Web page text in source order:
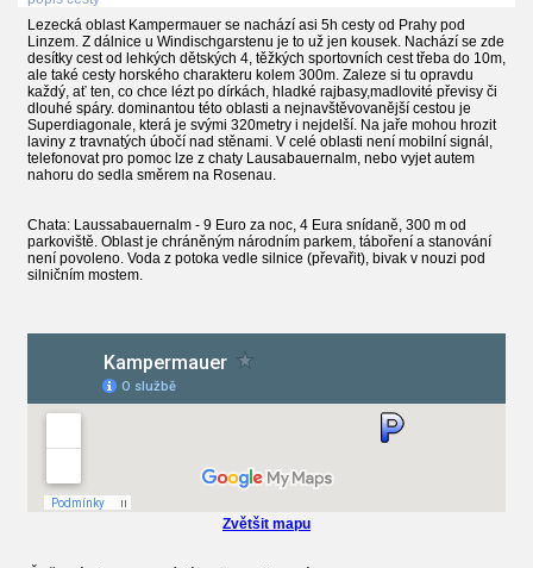
Lezecká oblast Kampermauer se nachází asi 5h cesty od Prahy pod
Linzem. Z dálnice u Windischgarstenu je to už jen kousek. Nachází se zde
desítky cest od lehkých dětských 4, těžkých sportovních cest třeba do 10m,
ale také cesty horského charakteru kolem 300m. Zaleze si tu opravdu
každý, ať ten, co chce lézt po dírkách, hladké rajbasy,madlovité převisy či
dlouhé spáry. dominantou této oblasti a nejnavštěvovanější cestou je
Superdiagonale, která je svými 320metry i nejdelší. Na jaře mohou hrozit
laviny z travnatých úbočí nad stěnami. V celé oblasti není mobilní signál,
telefonovat pro pomoc lze z chaty Lausabauernalm, nebo vyjet autem
nahoru do sedla směrem na Rosenau.
Chata: Laussabauernalm - 9 Euro za noc, 4 Eura snídaně, 300 m od
parkoviště. Oblast je chráněným národním parkem, táboření a stanování
není povoleno. Voda z potoka vedle silnice (převařit), bivak v nouzi pod
silničním mostem.
Zvětšit mapu